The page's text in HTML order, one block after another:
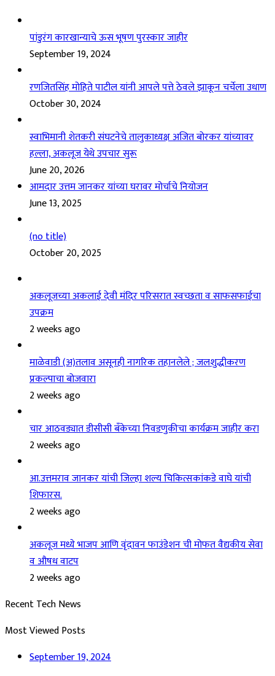
पांडुरंग कारखान्याचे ऊस भूषण पुरस्कार जाहीर
September 19, 2024
रणजितसिंह मोहिते पाटील यांनी आपले पत्ते ठेवले झाकून चर्चेला उधाण
October 30, 2024
स्वाभिमानी शेतकरी संघटनेचे तालुकाध्यक्ष अजित बोरकर यांच्यावर
हल्ला, अकलूज येथे उपचार सुरू
June 20, 2026
आमदार उत्तम जानकर यांच्या घरावर मोर्चाचे नियोजन
June 13, 2025
(no title)
October 20, 2025
अकलूजच्या अकलाई देवी मंदिर परिसरात स्वच्छता व साफसफाईचा
उपक्रम
2 weeks ago
माळेवाडी (अ)तलाव असूनही नागरिक तहानलेले ; जलशुद्धीकरण
प्रकल्पाचा बोजवारा
2 weeks ago
चार आठवड्यात डीसीसी बँकेच्या निवडणुकीचा कार्यक्रम जाहीर करा
2 weeks ago
आ.उत्तमराव जानकर यांची जिल्हा शल्य चिकित्सकांकडे वाघे यांची
शिफारस.
2 weeks ago
अकलूज मध्ये भाजप आणि वृंदावन फाउंडेशन ची मोफत वैद्यकीय सेवा
व औषध वाटप
2 weeks ago
Recent Tech News
Most Viewed Posts
September 19, 2024